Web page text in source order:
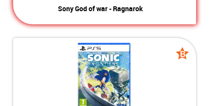
Sony God of war - Ragnarok
Conditie:
B-Grade
Geschikt voor Playstation 5
B
B
grade